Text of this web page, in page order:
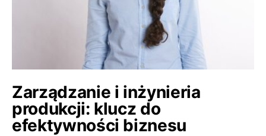
Zarządzanie i inżynieria
produkcji: klucz do
efektywności biznesu